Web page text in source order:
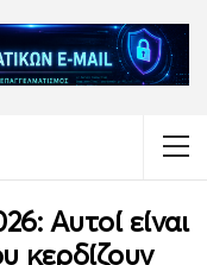
Αυτοί είναι
κερδίζουν